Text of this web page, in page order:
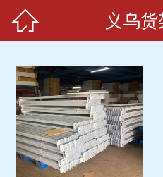
 义乌